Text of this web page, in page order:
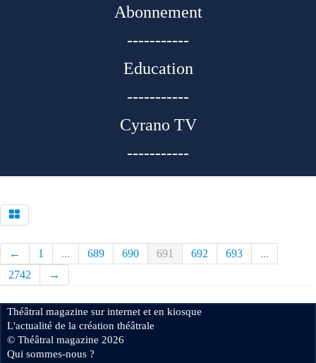
Abonnement
-----------
Education
-----------
Cyrano TV
-----------
← 1 ... 689 690 691 692 693
...
2742
→
Théâtral magazine sur internet et en kiosque
L'actualité de la création théâtrale
© Théâtral magazine 2026
Qui sommes-nous ?